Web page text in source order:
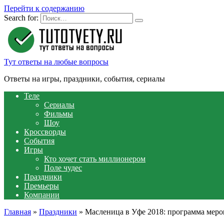
Перейти к содержанию
Search for:
Тут ответы на любые вопросы
Ответы на игры, праздники, события, сериалы
Теле
Сериалы
Фильмы
Шоу
Кроссворды
События
Игры
Кто хочет стать миллионером
Поле чудес
Праздники
Премьеры
Компании
Главная » Праздники » Масленица в Уфе 2018: программа